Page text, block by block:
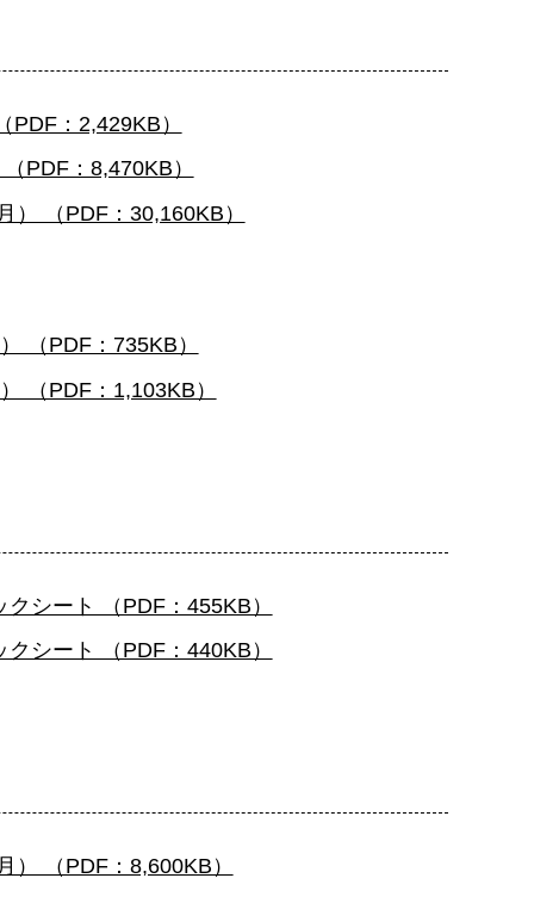
：2,429KB）
PDF：8,470KB）
（PDF：30,160KB）
（PDF：735KB）
（PDF：1,103KB）
シート （PDF：455KB）
シート （PDF：440KB）
（PDF：8,600KB）